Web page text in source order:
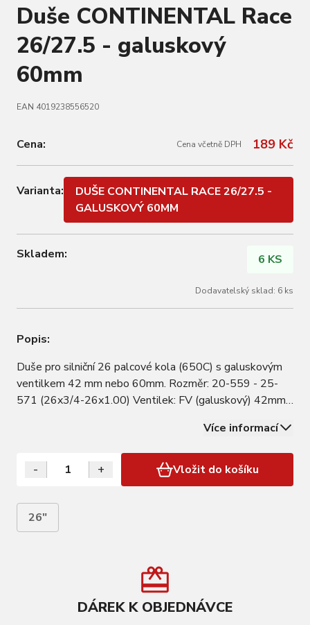
Duše CONTINENTAL Race
26/27.5 - galuskový
60mm
EAN 4019238556520
Cena: Cena včetně DPH 189 Kč
Varianta:
DUŠE CONTINENTAL RACE 26/27.5 -
GALUSKOVÝ 60MM
Skladem: 6 KS
Dodavatelský sklad: 6 ks
Popis:
Duše pro silniční 26 palcové kola (650C) s galuskovým
ventilkem 42 mm nebo 60mm. Rozměr: 20-559 - 25-
571 (26x3/4-26x1.00) Ventilek: FV (galuskový) 42mm
Více informací
- + Vložit do košíku
26"
DÁREK K OBJEDNÁVCE